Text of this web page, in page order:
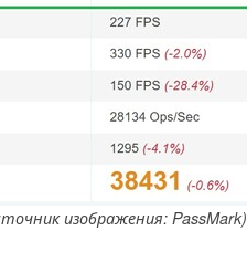
изображения: PassMark)